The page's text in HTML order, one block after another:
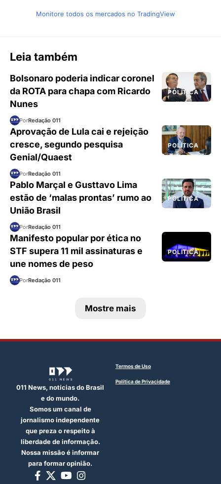
Monitore todos os mercados no TradingView
Leia também
POLÍTICA
Bolsonaro poderia indicar coronel
da ROTA para chapa com Ricardo
Nunes
PorRedação 011
POLÍTICA
Aprovação de Lula cai e rejeição
cresce, segundo pesquisa
Genial/Quaest
PorRedação 011
POLÍTICA
Pablo Marçal e Gusttavo Lima
estão de ‘malas prontas’ rumo ao
União Brasil
PorRedação 011
POLÍTICA
Manifesto popular por ética no
STF supera 11 mil assinaturas e
une nomes de peso
PorRedação 011
Mostre mais
011 News, notícias do Brasil
e do mundo.
Somos um canal de
jornalismo independente
que preza o respeito à
liberdade de informação.
Nossa missão é informar
para formar opinião.
Termos de Uso
Política de Privacidade